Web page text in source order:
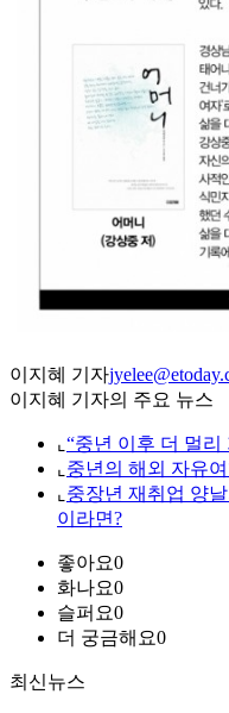
이지혜 기자
이지혜 기자의 주요 뉴스
⌞ “중년 이후 더 멀
⌞ 중년의 해외 자유
⌞ 중장년 재취업 양
이라면?
좋아요0
화나요0
슬퍼요0
더 궁금해요0
최신뉴스